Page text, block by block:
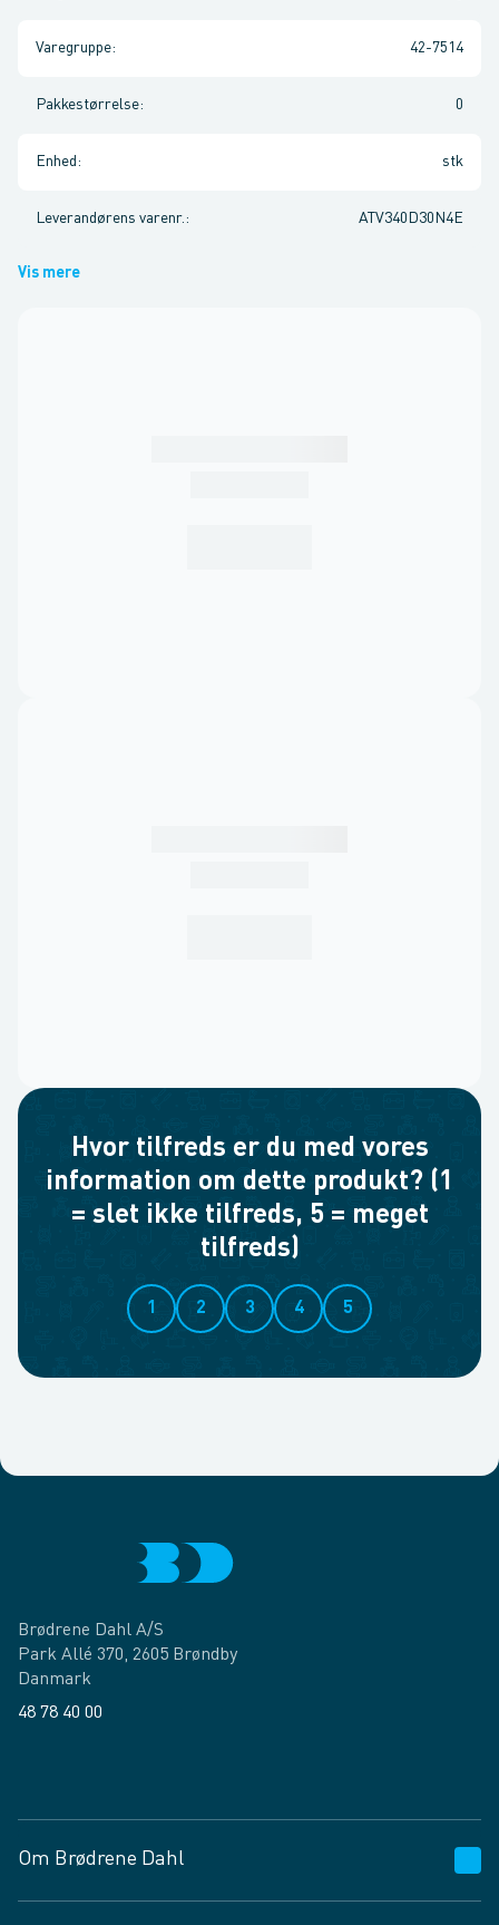
Varegruppe: 42-7514
Pakkestørrelse: 0
Enhed : stk
Leverandørens varenr. : ATV340D30N4E
Vis mere
Hvor tilfreds er du med vores
information om dette produkt? (1
= slet ikke tilfreds, 5 = meget
tilfreds)
1 2 3 4 5
Brødrene Dahl A/S
Park Allé 370, 2605 Brøndby
Danmark
48 78 40 00
Om Brødrene Dahl